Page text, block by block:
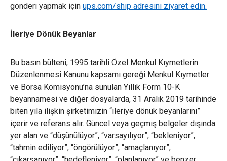
gönderi yapmak için ups.com/ship adresini ziyaret edin.
İleriye Dönük Beyanlar
Bu basın bülteni, 1995 tarihli Özel Menkul Kıymetlerin
Düzenlenmesi Kanunu kapsamı gereği Menkul Kıymetler
ve Borsa Komisyonu’na sunulan Yıllık Form 10-K
beyannamesi ve diğer dosyalarda, 31 Aralık 2019 tarihinde
biten yıla ilişkin şirketimizin “ileriye dönük beyanlarını”
içerir ve referans alır. Güncel veya geçmiş belgeler dışında
yer alan ve “düşünülüyor”, “varsayılıyor”, “bekleniyor”,
“tahmin ediliyor”, “öngörülüyor”, “amaçlanıyor”,